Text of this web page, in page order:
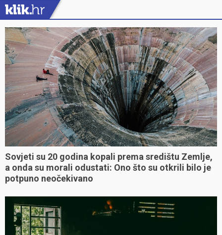
Sovjeti su 20 godina kopali prema središtu Zemlje,
a onda su morali odustati: Ono što su otkrili bilo je
potpuno neočekivano